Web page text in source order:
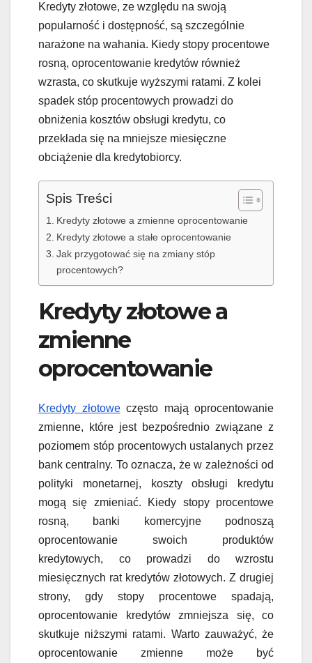
Kredyty złotowe, ze względu na swoją
popularność i dostępność, są szczególnie
narażone na wahania. Kiedy stopy procentowe
rosną, oprocentowanie kredytów również
wzrasta, co skutkuje wyższymi ratami. Z kolei
spadek stóp procentowych prowadzi do
obniżenia kosztów obsługi kredytu, co
przekłada się na mniejsze miesięczne
obciążenie dla kredytobiorcy.
Spis Treści
Kredyty złotowe a zmienne oprocentowanie
Kredyty złotowe a stałe oprocentowanie
Jak przygotować się na zmiany stóp
procentowych?
Kredyty złotowe a
zmienne
oprocentowanie
Kredyty złotoweczęsto mają oprocentowanie
zmienne, które jest bezpośrednio związane z
poziomem stóp procentowych ustalanych przez
bank centralny. To oznacza, że w zależności od
polityki monetarnej, koszty obsługi kredytu
mogą się zmieniać. Kiedy stopy procentowe
rosną, banki komercyjne podnoszą
oprocentowanie swoich produktów
kredytowych, co prowadzi do wzrostu
miesięcznych rat kredytów złotowych. Z drugiej
strony, gdy stopy procentowe spadają,
oprocentowanie kredytów zmniejsza się, co
skutkuje niższymi ratami. Warto zauważyć, że
oprocentowanie zmienne może być